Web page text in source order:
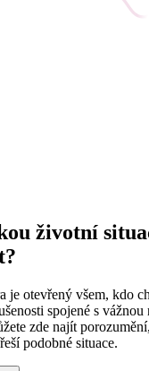
životní
je otevřený všem, kdo
spojené s
zde najít
podobné situace.